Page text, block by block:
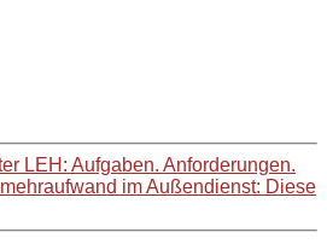
LEH: Aufgaben. Anforderungen.
im Außendienst: Diese